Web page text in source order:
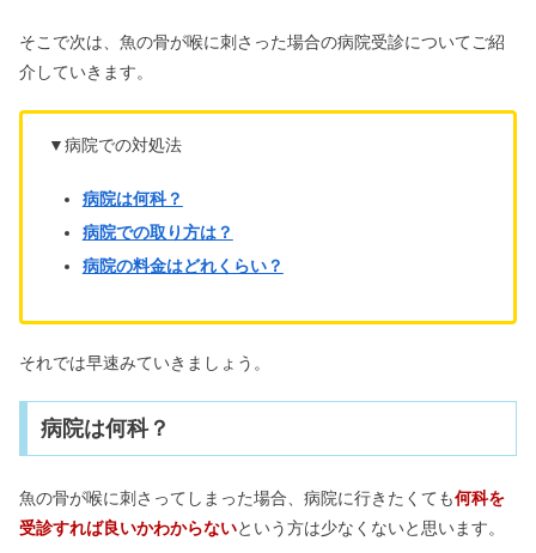
そこで次は、魚の骨が喉に刺さった場合の病院受診についてご紹
介していきます。
▼病院での対処法
病院は何科？
病院での取り方は？
病院の料金はどれくらい？
それでは早速みていきましょう。
病院は何科？
魚の骨が喉に刺さってしまった場合、病院に行きたくても何科を
受診すれば良いかわからないという方は少なくないと思います。